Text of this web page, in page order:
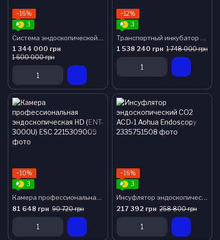
−16%
3
Система эндоскопической визуализации в комплекте aс-1 aohua
1 344 000 грн
1 600 000 грн
−12%
3
Транспортный инкубатор для новорожденных BT-100
1 538 240 грн 1 748 000 грн
−10%
3
Камера профессиональная эндоскопическая HD (ENT-3000U) ESC
81 648 грн 90 720 грн
−16%
3
Инсуфлятор эндоскопический CO2 ACD-1 Aohua Endoscopy
217 392 грн 258 800 грн